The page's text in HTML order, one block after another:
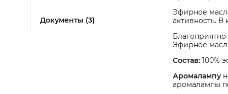
Документы (3)
Эфирное
активность. В
Эфирное
Состав: 100%
Аромалампу
аромалампы